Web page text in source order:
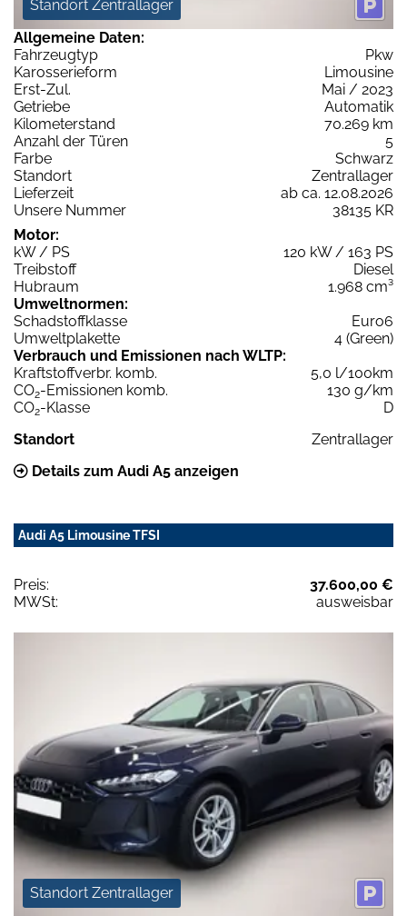
Standort Zentrallager
Allgemeine Daten:
Fahrzeugtyp
Pkw
Karosserieform
Limousine
Erst-Zul.
Mai / 2023
Getriebe
Automatik
Kilometerstand
70.269 km
Anzahl der Türen
5
Farbe
Schwarz
Standort
Zentrallager
Lieferzeit
ab ca. 12.08.2026
Unsere Nummer
38135 KR
Motor:
kW / PS
120 kW / 163 PS
Treibstoff
Diesel
Hubraum
1.968 cm³
Umweltnormen:
Schadstoffklasse
Euro6
Umweltplakette
4 (Green)
Verbrauch und Emissionen nach WLTP:
Kraftstoffverbr. komb.
5,0 l/100km
CO2-Emissionen komb.
130 g/km
CO2-Klasse
D
Standort
Zentrallager
Details zum Audi A5 anzeigen
Audi A5 Limousine TFSI
Preis:
37.600,00 €
MWSt:
ausweisbar
Standort Zentrallager